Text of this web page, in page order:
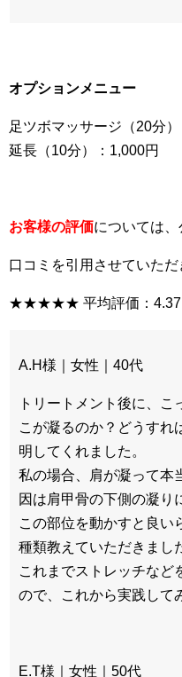
オプションメニュー
足ツボマッサージ（20分
延長（10分）：1,000円
お客様の評価については
口コミを引用させていただ
★★★★★ 平均評価：4.37
A.H様｜女性｜40代
トリートメント後に、
こが凝るのか？どうすれ
明してくれました。
私の場合、肩が凝って本
因は肩甲骨の下側の凝り
この部位を動かすと良い
種類教えていただきまし
これまでストレッチなど
ので、これから実践して
E.T様｜女性｜50代